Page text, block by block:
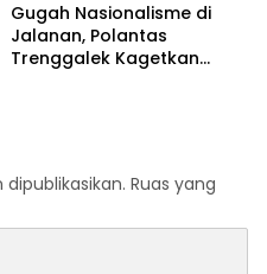
Gugah Nasionalisme di
Jalanan, Polantas
Trenggalek Kagetkan
Ruas yang